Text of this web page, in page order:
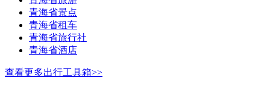
青海省景点
青海省租车
青海省旅行社
青海省酒店
查看更多出行工具箱>>